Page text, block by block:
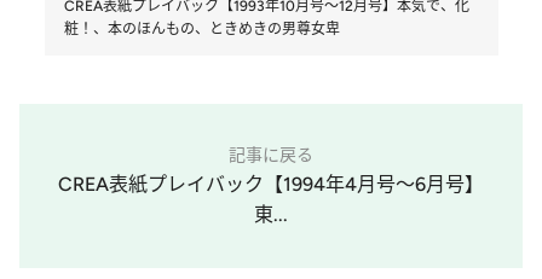
CREA表紙プレイバック【1993年10月号～12月号】本気で、化
粧！、本のほんもの、ときめきの男尊女卑
記事に戻る
CREA表紙プレイバック【1994年4月号～6月号】
東...